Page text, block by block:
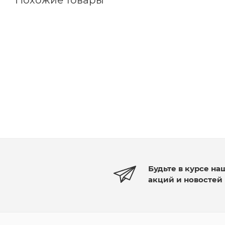
Будьте в курсе
акций и новостей